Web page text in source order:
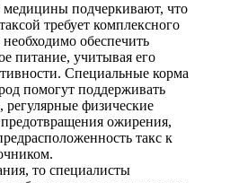
медицины подчеркивают, что
требует комплексного
обеспечить
питание, учитывая его
Специальные корма
помогут поддерживать
регулярные физические
ожирения,
такс к
то специалисты